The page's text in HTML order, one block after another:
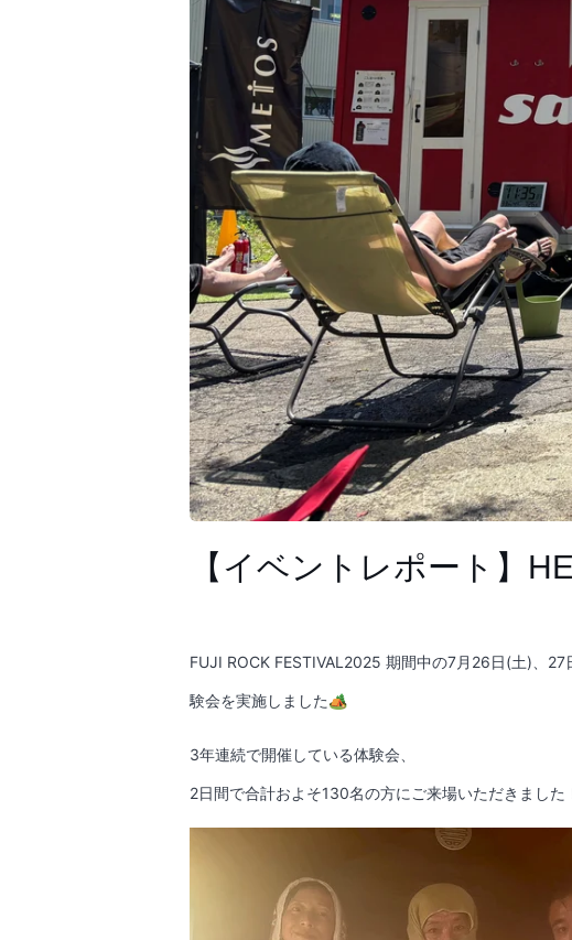
【イベントレポート】
FUJI ROCK FESTIVAL2025 期間中の7月26日(土)、
験会を実施しました🏕️
3年連続で開催している体験会、
2日間で合計およそ130名の方にご来場いただきました